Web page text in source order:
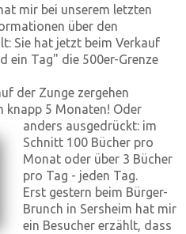
mir bei unserem letzten
über den
Sie hat jetzt beim Verkauf
ein Tag" die 500er-Grenze
der Zunge zergehen
knapp 5 Monaten! Oder
anders ausgedrückt: im
Schnitt 100 Bücher pro
Monat oder über 3 Bücher
pro Tag - jeden Tag.
Erst gestern beim Bürger-
Brunch in Sersheim hat mir
ein Besucher erzählt, dass